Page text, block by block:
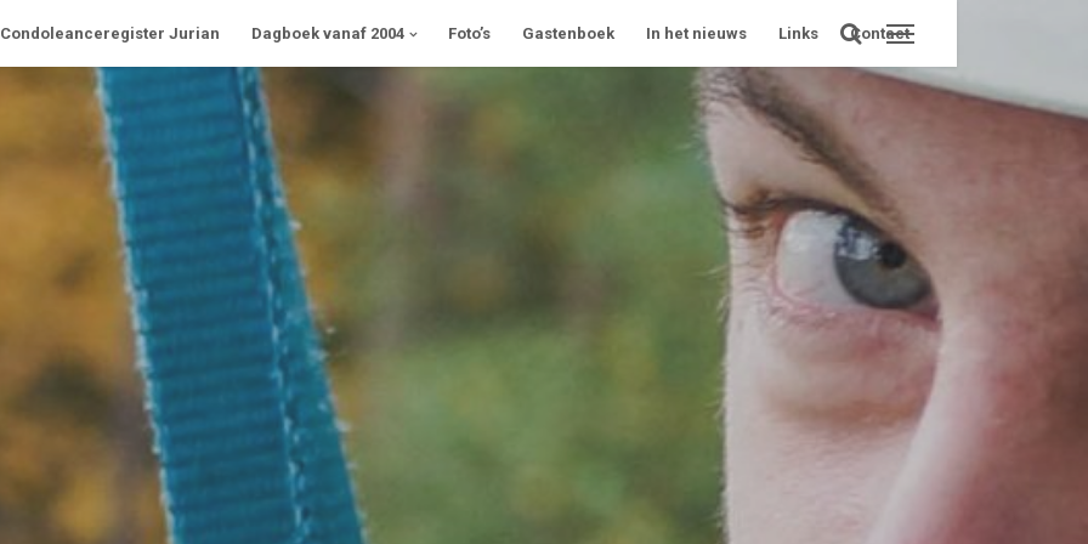
Condoleanceregister Jurian Dagboek vanaf 2004 Foto’s Gastenboek In het nieuws Links Contact